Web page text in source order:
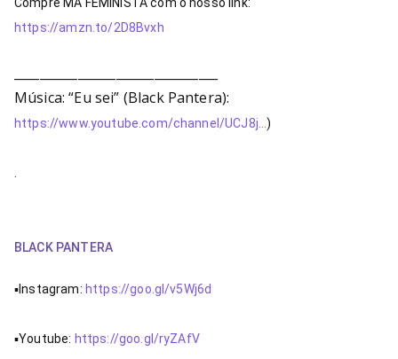
https://amzn.to/2D8Bvxh
Música: “Eu sei” (Black Pantera):
https://www.youtube.com/channel/UCJ8j…)
BLACK PANTERA
▪Instagram: https://goo.gl/v5Wj6d
▪Youtube: https://goo.gl/ryZAfV